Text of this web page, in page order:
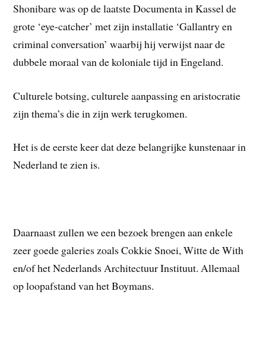
Shonibare was op de laatste Documenta in Kassel de
grote ‘eye-catcher’ met zijn installatie ‘Gallantry en
criminal conversation’ waarbij hij verwijst naar de
dubbele moraal van de koloniale tijd in Engeland.
Culturele botsing, culturele aanpassing en aristocratie
zijn thema’s die in zijn werk terugkomen.
Het is de eerste keer dat deze belangrijke kunstenaar in
Nederland te zien is.
Daarnaast zullen we een bezoek brengen aan enkele
zeer goede galeries zoals Cokkie Snoei, Witte de With
en/of het Nederlands Architectuur Instituut. Allemaal
op loopafstand van het Boymans.